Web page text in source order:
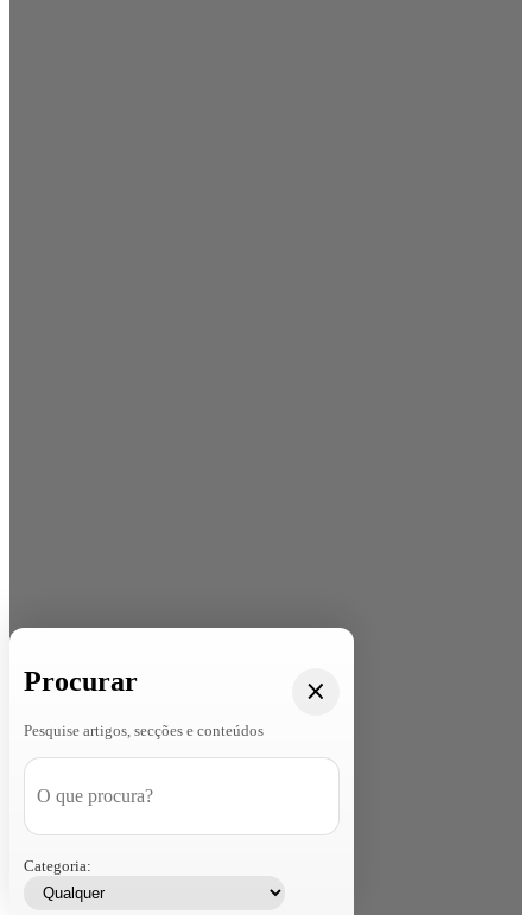
Procurar
Pesquise artigos, secções e conteúdos
Categoria: